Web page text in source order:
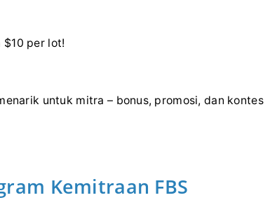
per lot!
untuk mitra – bonus, promosi, dan kontes
Kemitraan FBS